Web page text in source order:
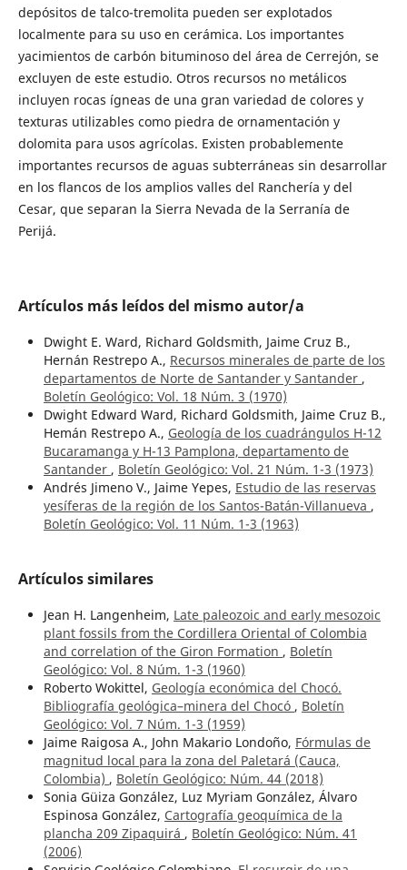
depósitos de talco-tremolita pueden ser explotados
localmente para su uso en cerámica. Los importantes
yacimientos de carbón bituminoso del área de Cerrejón, se
excluyen de este estudio. Otros recursos no metálicos
incluyen rocas ígneas de una gran variedad de colores y
texturas utilizables como piedra de ornamentación y
dolomita para usos agrícolas. Existen probablemente
importantes recursos de aguas subterráneas sin desarrollar
en los flancos de los amplios valles del Ranchería y del
Cesar, que separan la Sierra Nevada de la Serranía de
Perijá.
Artículos más leídos del mismo autor/a
Dwight E. Ward, Richard Goldsmith, Jaime Cruz B.,
Hernán Restrepo A., Recursos minerales de parte de los
departamentos de Norte de Santander y Santander ,
Boletín Geológico: Vol. 18 Núm. 3 (1970)
Dwight Edward Ward, Richard Goldsmith, Jaime Cruz B.,
Hemán Restrepo A., Geología de los cuadrángulos H-12
Bucaramanga y H-13 Pamplona, departamento de
Santander , Boletín Geológico: Vol. 21 Núm. 1-3 (1973)
Andrés Jimeno V., Jaime Yepes, Estudio de las reservas
yesíferas de la región de los Santos-Batán-Villanueva ,
Boletín Geológico: Vol. 11 Núm. 1-3 (1963)
Artículos similares
Jean H. Langenheim, Late paleozoic and early mesozoic
plant fossils from the Cordillera Oriental of Colombia
and correlation of the Giron Formation , Boletín
Geológico: Vol. 8 Núm. 1-3 (1960)
Roberto Wokittel, Geología económica del Chocó.
Bibliografía geológica–minera del Chocó , Boletín
Geológico: Vol. 7 Núm. 1-3 (1959)
Jaime Raigosa A., John Makario Londoño, Fórmulas de
magnitud local para la zona del Paletará (Cauca,
Colombia) , Boletín Geológico: Núm. 44 (2018)
Sonia Güiza González, Luz Myriam González, Álvaro
Espinosa González, Cartografía geoquímica de la
plancha 209 Zipaquirá , Boletín Geológico: Núm. 41
(2006)